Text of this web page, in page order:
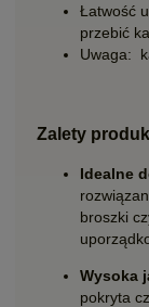
Łatwość
przebić
Uwaga:
Zalety
Idealne
broszki
Wysoka
pokryta